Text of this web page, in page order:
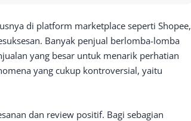
di platform marketplace seperti Shopee,
Banyak penjual berlomba-lomba
yang besar untuk menarik perhatian
yang cukup kontroversial, yaitu
dan review positif. Bagi sebagian